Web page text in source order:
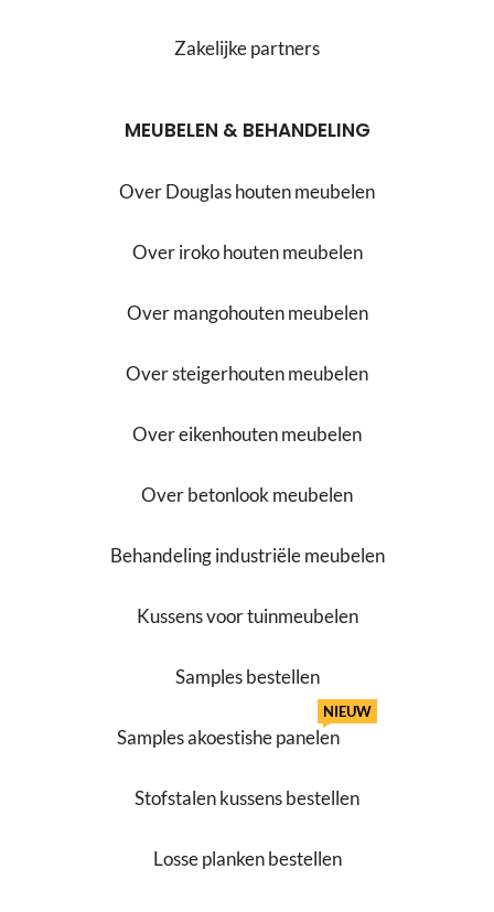
Zakelijke partners
MEUBELEN & BEHANDELING
Over Douglas houten meubelen
Over iroko houten meubelen
Over mangohouten meubelen
Over steigerhouten meubelen
Over eikenhouten meubelen
Over betonlook meubelen
Behandeling industriële meubelen
Kussens voor tuinmeubelen
Samples bestellen
Samples akoestishe panelen
NIEUW
Stofstalen kussens bestellen
Losse planken bestellen